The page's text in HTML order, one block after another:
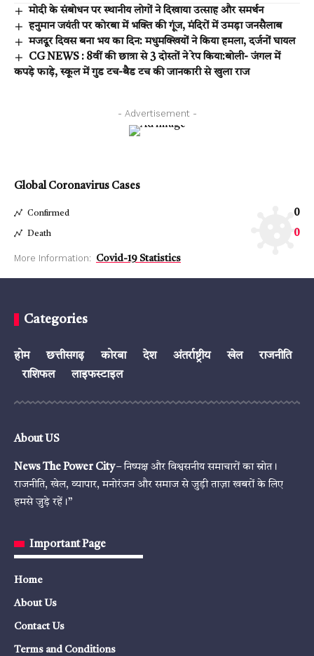
मोदी के संबोधन पर स्थानीय लोगों ने दिखाया उत्साह और समर्थन
हनुमान जयंती पर कोरबा में भक्ति की गूंज, मंदिरों में उमड़ा जनसैलाब
मजदूर दिवस बना भय का दिन: मधुमक्खियों ने किया हमला, दर्जनों घायल
CG NEWS : 8वीं की छात्रा से 3 दोस्तों ने रेप किया:बोली- जंगल में
कपड़े फाड़े, स्कूल में गुड टच-बैड टच की जानकारी से खुला राज
- Advertisement -
Global Coronavirus Cases
Confirmed 0
Death 0
More Information: Covid-19 Statistics
Categories
होम छत्तीसगढ़ कोरबा देश अंतर्राष्ट्रीय खेल
राजनीति
राशिफल
लाइफस्टाइल
About US
News The Power City– निष्पक्ष और विश्वसनीय समाचारों का स्रोत।
राजनीति, खेल, व्यापार, मनोरंजन और समाज से जुड़ी ताज़ा खबरों के लिए
हमसे जुड़े रहें।”
Important Page
Home
About Us
Contact Us
Terms and Conditions